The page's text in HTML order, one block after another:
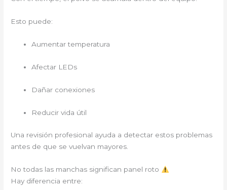
Esto puede:
Aumentar temperatura
Afectar LEDs
Dañar conexiones
Reducir vida útil
Una revisión profesional ayuda a detectar estos problemas
antes de que se vuelvan mayores.
No todas las manchas significan panel roto
Hay diferencia entre: